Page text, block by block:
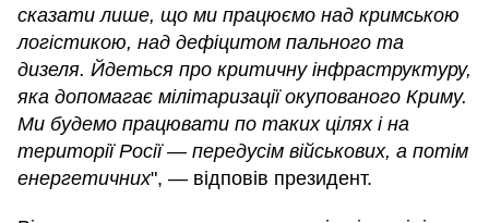
сказати лише, що ми працюємо над кримською
логістикою, над дефіцитом пального та
дизеля. Йдеться про критичну інфраструктуру,
яка допомагає мілітаризації окупованого Криму.
Ми будемо працювати по таких цілях і на
території Росії — передусім військових, а потім
енергетичних", — відповів президент.